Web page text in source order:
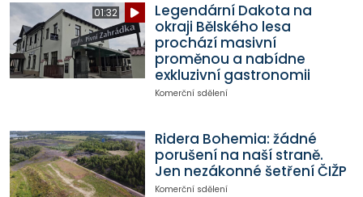
01:32
Legendární Dakota na
okraji Bělského lesa
prochází masivní
proměnou a nabídne
exkluzivní gastronomii
Komerční sdělení
Ridera Bohemia: žádné
porušení na naší straně.
Jen nezákonné šetření ČIŽP
Komerční sdělení